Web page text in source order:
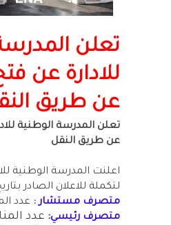
تعلن
للادارة عن
عن طريق
تعلن المدرسة الوطنية
عن طريق النقل
اعلنت المدرسة الوطنية
لتكملة للاعلان الصادر بتاريخ 26 سبتمبر
متصرف مستشار : عدد
متصرف رئيسي: عدد